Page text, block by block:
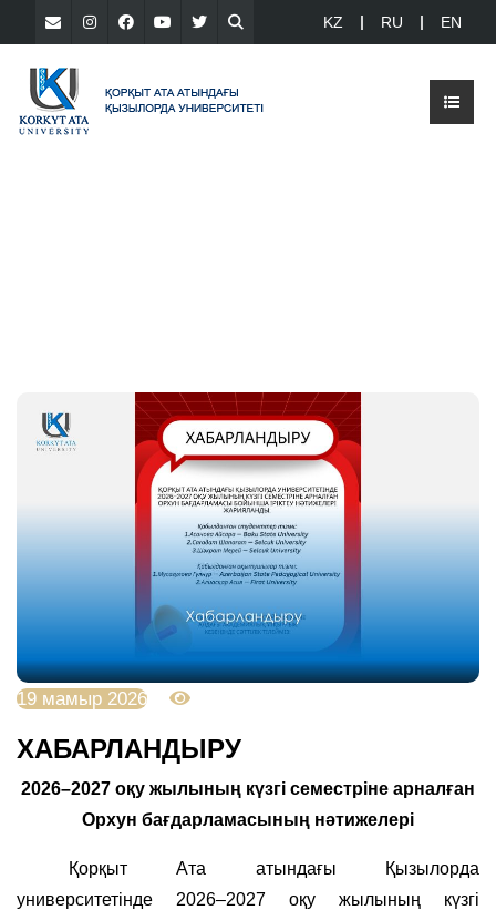
KZ RU EN
19 мамыр 2026
ХАБАРЛАНДЫРУ
2026–2027 оқу жылының күзгі семестріне арналған
Орхун бағдарламасының нәтижелері
Қорқыт Ата атындағы Қызылорда
университетінде 2026–2027 оқу жылының күзгі